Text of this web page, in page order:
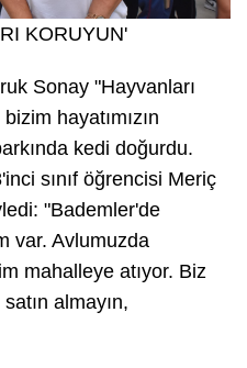
KORUYUN'
Sonay "Hayvanları
hayatımızın
kedi doğurdu.
sınıf öğrencisi Meriç
"Bademler'de
var. Avlumuzda
mahalleye atıyor. Biz
almayın,